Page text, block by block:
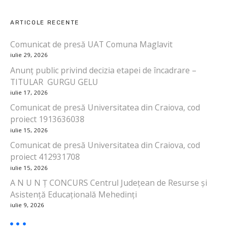
g
a
r
e
î
n
a
r
t
i
ARTICOLE RECENTE
Comunicat de presă UAT Comuna Maglavit
iulie 29, 2026
Anunț public privind decizia etapei de încadrare –
TITULAR GURGU GELU
iulie 17, 2026
Comunicat de presă Universitatea din Craiova, cod
proiect 1913636038
iulie 15, 2026
Comunicat de presă Universitatea din Craiova, cod
proiect 412931708
iulie 15, 2026
A N U N Ț CONCURS Centrul Județean de Resurse și
Asistență Educațională Mehedinți
iulie 9, 2026